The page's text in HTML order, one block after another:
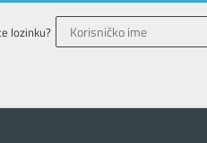
lozinku?